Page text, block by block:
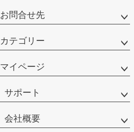
お問合せ先
カテゴリー
マイページ
サポート
会社概要